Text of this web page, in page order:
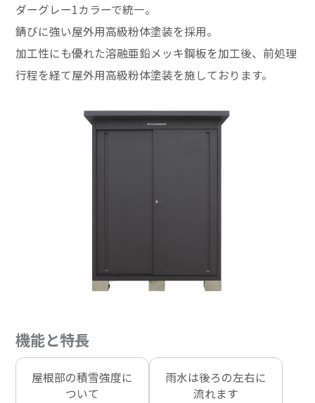
ダーグレー1カラーで統一。
錆びに強い屋外用高級粉体塗装を採用。
加工性にも優れた溶融亜鉛メッキ鋼板を加工後、前処理
行程を経て屋外用高級粉体塗装を施しております。
機能と特長
屋根部の積雪強度に
ついて
雨水は後ろの左右に
流れます